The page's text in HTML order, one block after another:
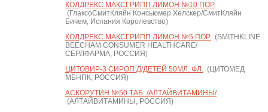
КОЛДРЕКС МАКСГРИПП ЛИМОН №10 ПОР.
(ГлаксоСмитКляйн Консьюмер Хелскер/СмитКляйн
Бичем, Испания Королевство)
КОЛДРЕКС МАКСГРИПП ЛИМОН №5 ПОР.(SMITHKLINE
BEECHAM CONSUMER HEALTHCARE/
СЕРЛФАРМА, РОССИЯ)
ЦИТОВИР-3 СИРОП Д/ДЕТЕЙ 50МЛ. ФЛ.(ЦИТОМЕД
МБНПК, РОССИЯ)
АСКОРУТИН №50 ТАБ. /АЛТАЙВИТАМИНЫ/
(АЛТАЙВИТАМИНЫ, РОССИЯ)